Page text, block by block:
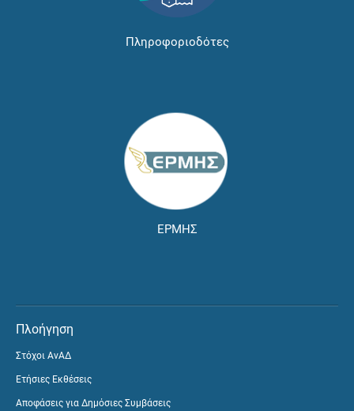
Πληροφοριοδότες
ΕΡΜΗΣ
Πλοήγηση
Στόχοι ΑνΑΔ
Ετήσιες Εκθέσεις
Αποφάσεις για Δημόσιες Συμβάσεις